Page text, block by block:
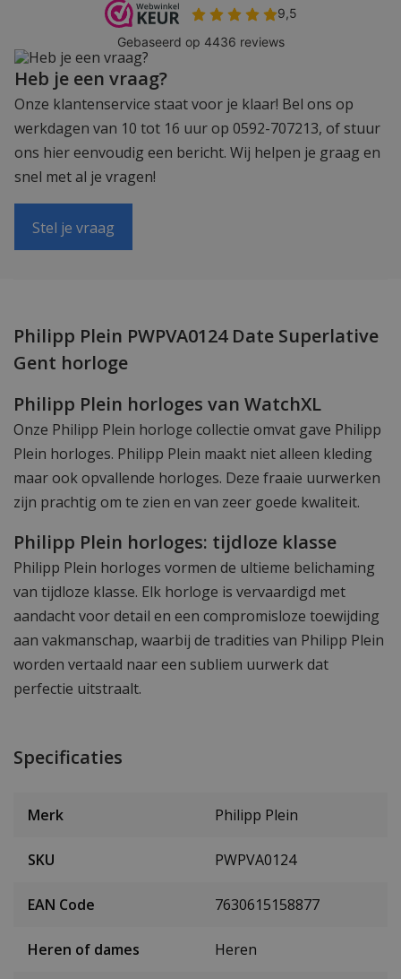
Heb je een vraag?
Onze klantenservice staat voor je klaar! Bel ons op
werkdagen van 10 tot 16 uur op 0592-707213, of stuur
ons hier eenvoudig een bericht. Wij helpen je graag en
snel met al je vragen!
Stel je vraag
Philipp Plein PWPVA0124 Date Superlative
Gent horloge
Philipp Plein horloges van WatchXL
Onze Philipp Plein horloge collectie omvat gave Philipp
Plein horloges. Philipp Plein maakt niet alleen kleding
maar ook opvallende horloges. Deze fraaie uurwerken
zijn prachtig om te zien en van zeer goede kwaliteit.
Philipp Plein horloges: tijdloze klasse
Philipp Plein horloges vormen de ultieme belichaming
van tijdloze klasse. Elk horloge is vervaardigd met
aandacht voor detail en een compromisloze toewijding
aan vakmanschap, waarbij de tradities van Philipp Plein
worden vertaald naar een subliem uurwerk dat
perfectie uitstraalt.
Specificaties
Merk Philipp Plein
SKU PWPVA0124
EAN Code 7630615158877
Heren of dames Heren